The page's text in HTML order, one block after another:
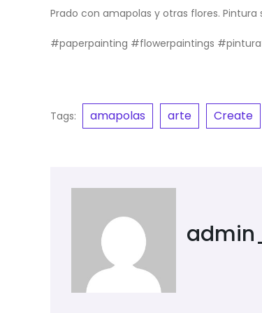
Prado con amapolas y otras flores. Pintura
#paperpainting #flowerpaintings
Tags: amapolas arte Create